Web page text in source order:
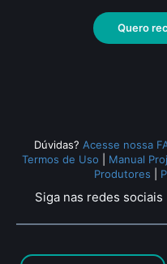
Quero
Dúvidas? Acesse nossa
Termos de Uso
Manual
Produtores
Siga nas redes sociais